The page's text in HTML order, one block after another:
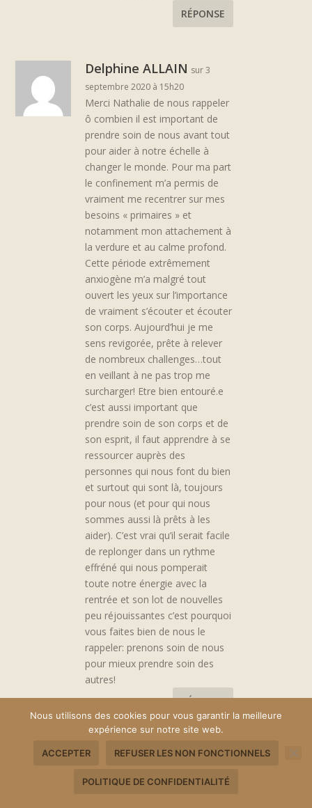
RÉPONSE
Delphine ALLAIN sur 3
septembre 2020 à 15h20
Merci Nathalie de nous rappeler
ô combien il est important de
prendre soin de nous avant tout
pour aider à notre échelle à
changer le monde. Pour ma part
le confinement m’a permis de
vraiment me recentrer sur mes
besoins « primaires » et
notamment mon attachement à
la verdure et au calme profond.
Cette période extrêmement
anxiogène m’a malgré tout
ouvert les yeux sur l’importance
de vraiment s’écouter et écouter
son corps. Aujourd’hui je me
sens revigorée, prête à relever
de nombreux challenges…tout
en veillant à ne pas trop me
surcharger! Etre bien entouré.e
c’est aussi important que
prendre soin de son corps et de
son esprit, il faut apprendre à se
ressourcer auprès des
personnes qui nous font du bien
et surtout qui sont là, toujours
pour nous (et pour qui nous
sommes aussi là prêts à les
aider). C’est vrai qu’il serait facile
de replonger dans un rythme
effréné qui nous pomperait
toute notre énergie avec la
rentrée et son lot de nouvelles
peu réjouissantes c’est pourquoi
vous faites bien de nous le
rappeler: prenons soin de nous
pour mieux prendre soin des
autres!
RÉPONSE
Nathalie Alsteen
Nous utilisons des cookies pour vous garantir la meilleure
expérience sur notre site web.
ACCEPTER REFUSER LES NON FONCTIONNELS
POLITIQUE DE CONFIDENTIALITÉ